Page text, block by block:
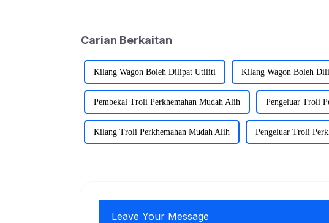
Carian Berkaitan
Kilang Wagon Boleh Dilipat Utiliti Kilang Wagon Boleh
Pembekal Troli Perkhemahan Mudah Alih Pengeluar Troli
Kilang Troli Perkhemahan Mudah Alih Pengeluar Troli
Leave Your Message